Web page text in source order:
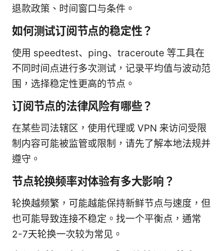
退款政策、时间窗口与条件。
如何测试订阅节点的稳定性？
使用 speedtest、ping、traceroute 等工具在
不同时间点进行多次测试，记录平均值与波动范
围，选择稳定性更高的节点。
订阅节点的法律风险有哪些？
在某些司法辖区，使用代理或 VPN 来访问受限
制内容可能被监管或限制，请先了解本地法规并
遵守。
节点轮换频率对体验有多大影响？
轮换越频繁，可能越能保持新鲜节点与速度，但
也可能导致连接不稳定。找一个平衡点，通常
2-7天轮换一次较为常见。